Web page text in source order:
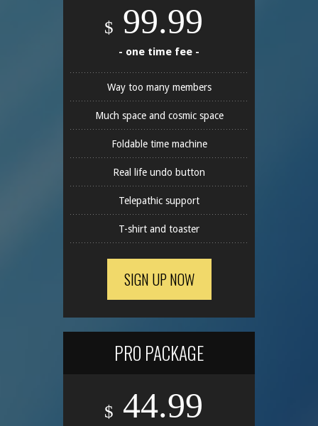
$ 99.99
- one time fee -
Way too many members
Much space and cosmic space
Foldable time machine
Real life undo button
Telepathic support
T-shirt and toaster
SIGN UP NOW
PRO PACKAGE
$ 44.99